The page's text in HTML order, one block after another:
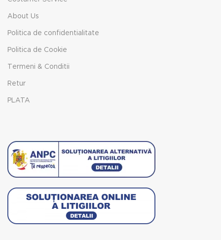
About Us
Politica de confidentialitate
Politica de Cookie
Termeni & Conditii
Retur
PLATA